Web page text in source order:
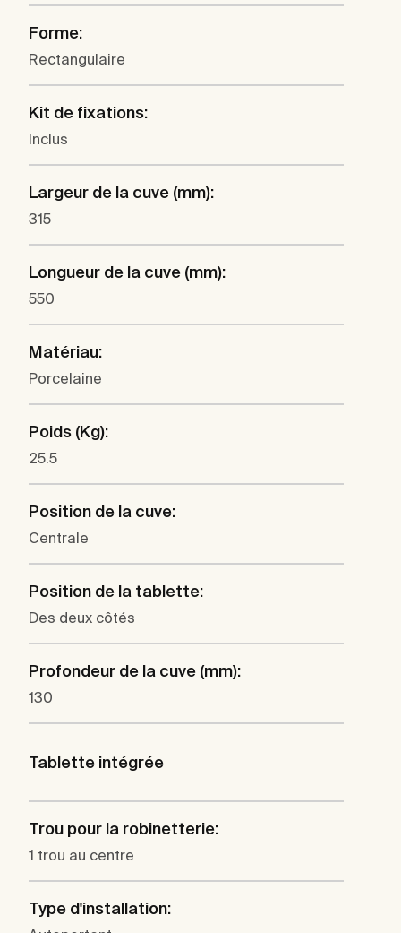
Forme:
Rectangulaire
Kit de fixations:
Inclus
Largeur de la cuve (mm):
315
Longueur de la cuve (mm):
550
Matériau:
Porcelaine
Poids (Kg):
25.5
Position de la cuve:
Centrale
Position de la tablette:
Des deux côtés
Profondeur de la cuve (mm):
130
Tablette intégrée
Trou pour la robinetterie:
1 trou au centre
Type d'installation: